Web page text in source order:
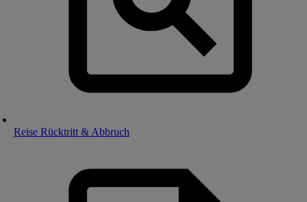
Reise Rücktritt & Abbruch